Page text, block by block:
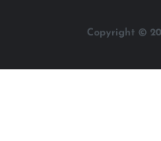
Copyright ©